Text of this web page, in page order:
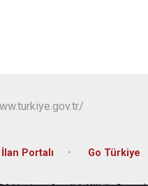
Portalı Go Türkiye